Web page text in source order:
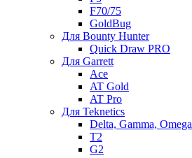
F70/75
GoldBug
Для Bounty Hunter
Quick Draw PRO
Для Garrett
Ace
AT Gold
AT Pro
Для Teknetics
Delta, Gamma, Omega
Т2
G2